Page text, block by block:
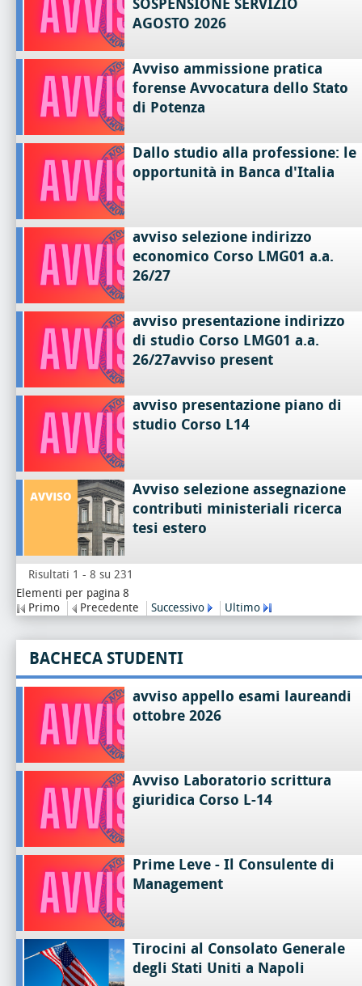
SOSPENSIONE SERVIZIO
AGOSTO 2026
Avviso ammissione pratica
forense Avvocatura dello Stato
di Potenza
Dallo studio alla professione: le
opportunità in Banca d'Italia
avviso selezione indirizzo
economico Corso LMG01 a.a.
26/27
avviso presentazione indirizzo
di studio Corso LMG01 a.a.
26/27avviso present
avviso presentazione piano di
studio Corso L14
Avviso selezione assegnazione
contributi ministeriali ricerca
tesi estero
Risultati 1 - 8 su 231
Elementi per pagina 8
Primo
Precedente Successivo Ultimo
BACHECA STUDENTI
avviso appello esami laureandi
ottobre 2026
Avviso Laboratorio scrittura
giuridica Corso L-14
Prime Leve - Il Consulente di
Management
Tirocini al Consolato Generale
degli Stati Uniti a Napoli